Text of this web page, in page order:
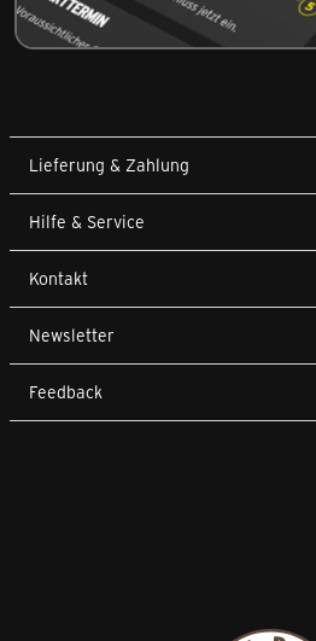
Lieferung & Zahlung
Hilfe & Service
Kontakt
Newsletter
Feedback